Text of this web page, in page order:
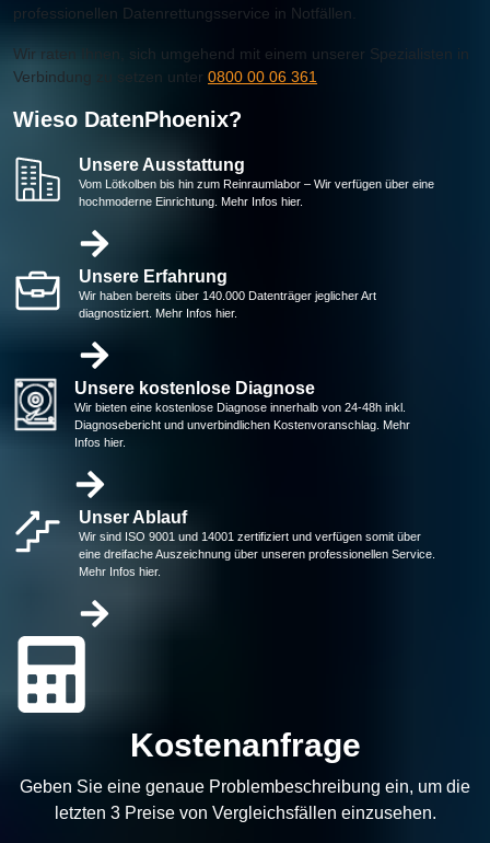
professionellen Datenrettungsservice in Notfällen.
Wir raten Ihnen, sich umgehend mit einem unserer Spezialisten in
Verbindung zu setzen unter 0800 00 06 361
Wieso DatenPhoenix?
Unsere Ausstattung
Vom Lötkolben bis hin zum Reinraumlabor – Wir verfügen über eine
hochmoderne Einrichtung. Mehr Infos hier.
Unsere Erfahrung
Wir haben bereits über 140.000 Datenträger jeglicher Art
diagnostiziert. Mehr Infos hier.
Unsere kostenlose Diagnose
Wir bieten eine kostenlose Diagnose innerhalb von 24-48h inkl.
Diagnosebericht und unverbindlichen Kostenvoranschlag. Mehr
Infos hier.
Unser Ablauf
Wir sind ISO 9001 und 14001 zertifiziert und verfügen somit über
eine dreifache Auszeichnung über unseren professionellen Service.
Mehr Infos hier.
Kostenanfrage
Geben Sie eine genaue Problembeschreibung ein, um die
letzten 3 Preise von Vergleichsfällen einzusehen.